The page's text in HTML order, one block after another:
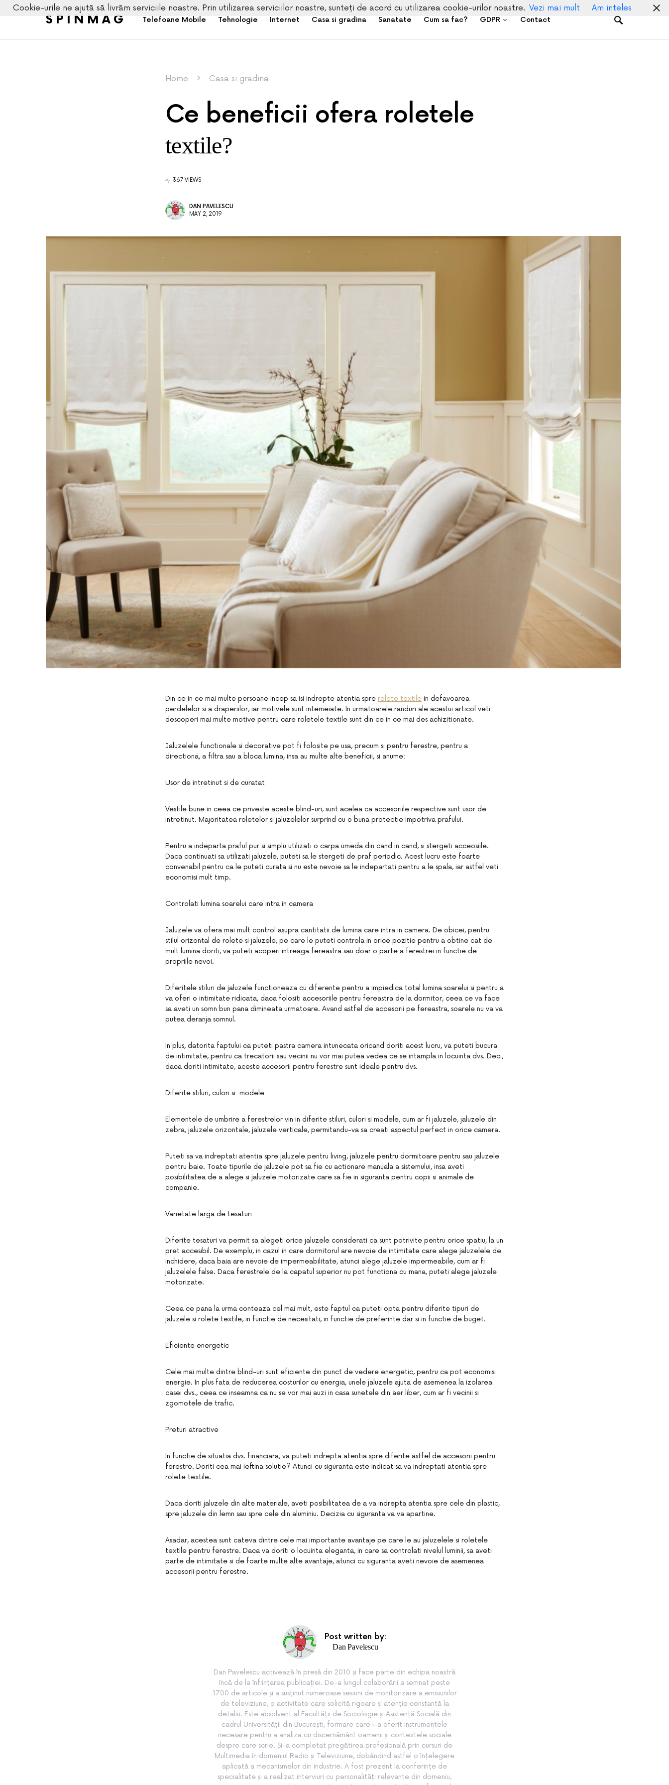
SPINMAG Telefoane Mobile Tehnologie Internet Casa si gradina Sanatate Cum sa fac? GDPR Contact
Home Casa si gradina
Ce beneficii ofera roletele
textile?
367 VIEWS
DAN PAVELESCU
MAY 2, 2019
Din ce in ce mai multe persoane incep sa isi indrepte atentia spre rolete textile in defavoarea
perdelelor si a draperiilor, iar motivele sunt intemeiate. In urmatoarele randuri ale acestui articol veti
descoperi mai multe motive pentru care roletele textile sunt din ce in ce mai des achizitionate.
Jaluzelele functionale si decorative pot fi folosite pe usa, precum si pentru ferestre, pentru a
directiona, a filtra sau a bloca lumina, insa au multe alte beneficii, si anume:
Usor de intretinut si de curatat
Vestile bune in ceea ce priveste aceste blind-uri, sunt acelea ca accesoriile respective sunt usor de
intretinut. Majoritatea roletelor si jaluzelelor surprind cu o buna protectie impotriva prafului.
Pentru a indeparta praful pur si simplu utilizati o carpa umeda din cand in cand, si stergeti acceosiile.
Daca continuati sa utilizati jaluzele, puteti sa le stergeti de praf periodic. Acest lucru este foarte
convenabil pentru ca le puteti curata si nu este nevoie sa le indepartati pentru a le spala, iar astfel veti
economisi mult timp.
Controlati lumina soarelui care intra in camera
Jaluzele va ofera mai mult control asupra cantitatii de lumina care intra in camera. De obicei, pentru
stilul orizontal de rolete si jaluzele, pe care le puteti controla in orice pozitie pentru a obtine cat de
mult lumina doriti, va puteti acoperi intreaga fereastra sau doar o parte a ferestrei in functie de
propriile nevoi.
Diferitele stiluri de jaluzele functioneaza cu diferente pentru a impiedica total lumina soarelui si pentru a
va oferi o intimitate ridicata, daca folositi accesoriile pentru fereastra de la dormitor, ceea ce va face
sa aveti un somn bun pana dimineata urmatoare. Avand astfel de accesorii pe fereastra, soarele nu va va
putea deranja somnul.
In plus, datorita faptului ca puteti pastra camera intunecata oricand doriti acest lucru, va puteti bucura
de intimitate, pentru ca trecatorii sau vecinii nu vor mai putea vedea ce se intampla in locuinta dvs. Deci,
daca doriti intimitate, aceste accesorii pentru ferestre sunt ideale pentru dvs.
Diferite stiluri, culori si modele
Elementele de umbrire a ferestrelor vin in diferite stiluri, culori si modele, cum ar fi jaluzele, jaluzele din
zebra, jaluzele orizontale, jaluzele verticale, permitandu-va sa creati aspectul perfect in orice camera.
Puteti sa va indreptati atentia spre jaluzele pentru living, jaluzele pentru dormitoare pentru sau jaluzele
pentru baie. Toate tipurile de jaluzele pot sa fie cu actionare manuala a sistemului, insa aveti
posibilitatea de a alege si jaluzele motorizate care sa fie in siguranta pentru copii si animale de
companie.
Varietate larga de tesaturi
Diferite tesaturi va permit sa alegeti orice jaluzele considerati ca sunt potrivite pentru orice spatiu, la un
pret accesibil. De exemplu, in cazul in care dormitorul are nevoie de intimitate care alege jaluzelele de
inchidere, daca baia are nevoie de impermeabilitate, atunci alege jaluzele impermeabile, cum ar fi
jaluzelele false. Daca ferestrele de la capatul superior nu pot functiona cu mana, puteti alege jaluzele
motorizate.
Ceea ce pana la urma conteaza cel mai mult, este faptul ca puteti opta pentru diferite tipuri de
jaluzele si rolete textile, in functie de necesitati, in functie de preferinte dar si in functie de buget.
Eficiente energetic
Cele mai multe dintre blind-uri sunt eficiente din punct de vedere energetic, pentru ca pot economisi
energie. In plus fata de reducerea costurilor cu energia, unele jaluzele ajuta de asemenea la izolarea
casei dvs., ceea ce inseamna ca nu se vor mai auzi in casa sunetele din aer liber, cum ar fi vecinii si
zgomotele de trafic.
Preturi atractive
In functie de situatia dvs. financiara, va puteti indrepta atentia spre diferite astfel de accesorii pentru
ferestre. Doriti cea mai ieftina solutie? Atunci cu siguranta este indicat sa va indreptati atentia spre
rolete textile.
Daca doriti jaluzele din alte materiale, aveti posibilitatea de a va indrepta atentia spre cele din plastic,
spre jaluzele din lemn sau spre cele din aluminiu. Decizia cu siguranta va va apartine.
Asadar, acestea sunt cateva dintre cele mai importante avantaje pe care le au jaluzelele si roletele
textile pentru ferestre. Daca va doriti o locuinta eleganta, in care sa controlati nivelul luminii, sa aveti
parte de intimitate si de foarte multe alte avantaje, atunci cu siguranta aveti nevoie de asemenea
accesorii pentru ferestre.
Post written by:
Dan Pavelescu
Dan Pavelescu activează în presă din 2010 și face parte din echipa noastră
încă de la înființarea publicației. De-a lungul colaborării a semnat peste
1700 de articole și a susținut numeroase sesiuni de monitorizare a emisiunilor
de televiziune, o activitate care solicită rigoare și atenție constantă la
detaliu. Este absolvent al Facultății de Sociologie și Asistență Socială din
cadrul Universității din București, formare care i-a oferit instrumentele
necesare pentru a analiza cu discernământ oamenii și contextele sociale
despre care scrie. Și-a completat pregătirea profesională prin cursuri de
Multimedia în domeniul Radio și Televiziune, dobândind astfel o înțelegere
aplicată a mecanismelor din industrie. A fost prezent la conferințe de
specialitate și a realizat interviuri cu personalități relevante din domeniu,
Cookie-urile ne ajută să livrăm serviciile noastre. Prin utilizarea serviciilor noastre, sunteți de acord cu utilizarea cookie-urilor noastre. Vezi mai mult Am inteles